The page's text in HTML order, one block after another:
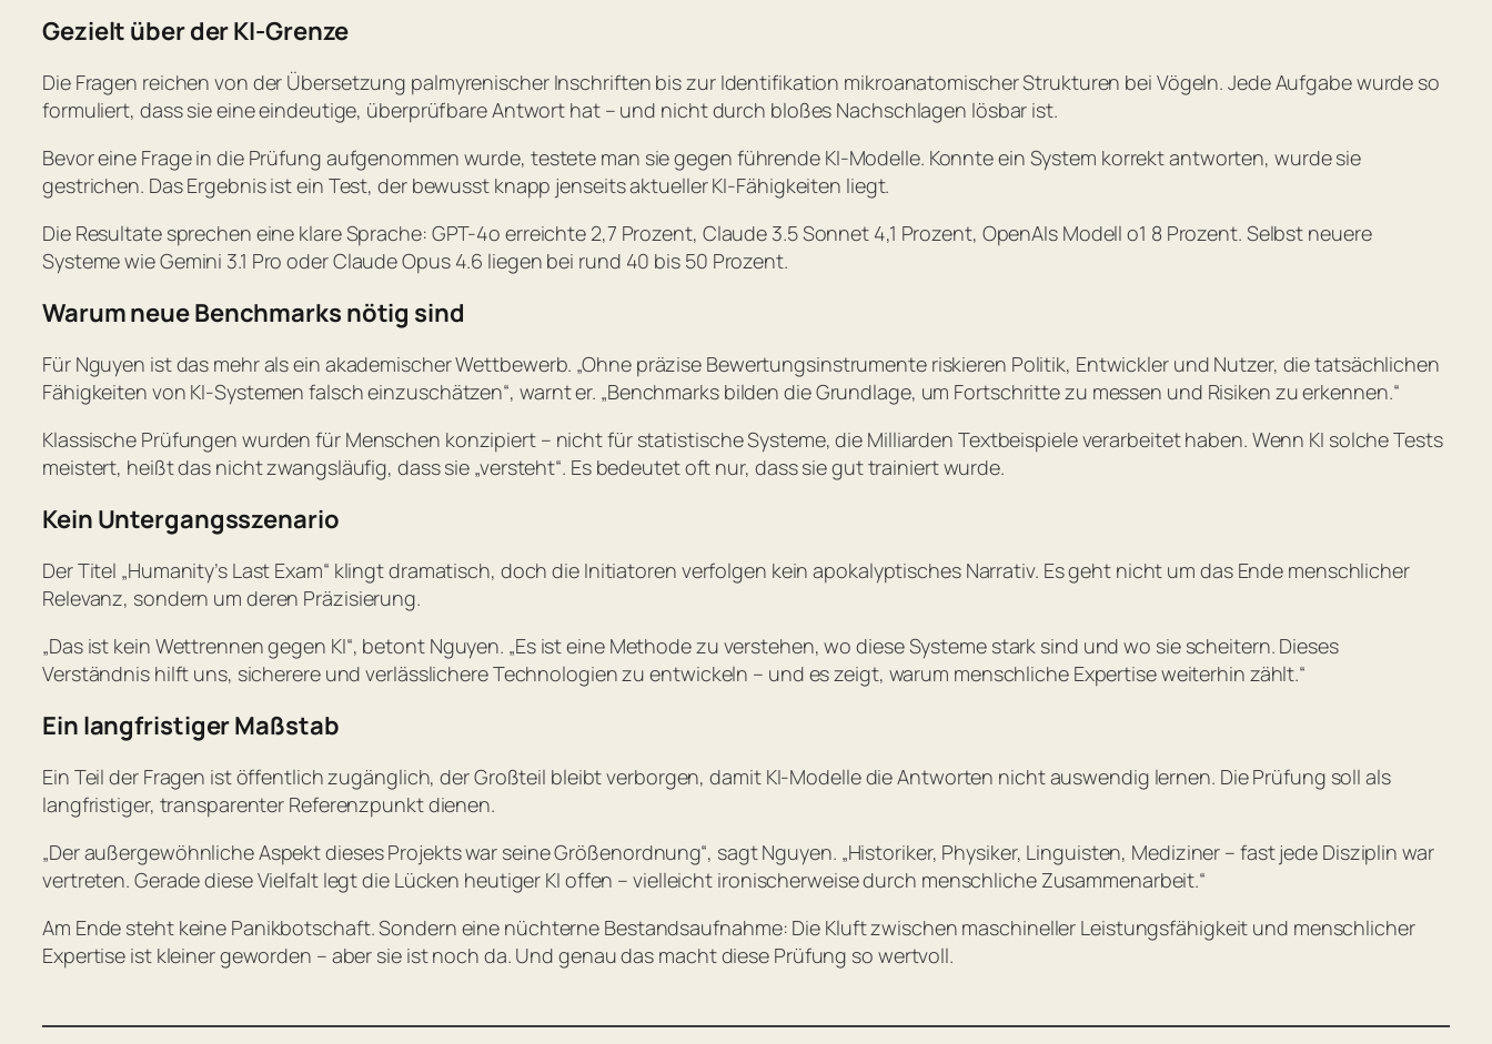
Gezielt über der KI-Grenze
Die Fragen reichen von der Übersetzung palmyrenischer Inschriften bis zur Identifikation mikroanatomischer Strukturen bei Vögeln. Jede Aufgabe wurde so
formuliert, dass sie eine eindeutige, überprüfbare Antwort hat – und nicht durch bloßes Nachschlagen lösbar ist.
Bevor eine Frage in die Prüfung aufgenommen wurde, testete man sie gegen führende KI-Modelle. Konnte ein System korrekt antworten, wurde sie
gestrichen. Das Ergebnis ist ein Test, der bewusst knapp jenseits aktueller KI-Fähigkeiten liegt.
Die Resultate sprechen eine klare Sprache: GPT-4o erreichte 2,7 Prozent, Claude 3.5 Sonnet 4,1 Prozent, OpenAIs Modell o1 8 Prozent. Selbst neuere
Systeme wie Gemini 3.1 Pro oder Claude Opus 4.6 liegen bei rund 40 bis 50 Prozent.
Warum neue Benchmarks nötig sind
Für Nguyen ist das mehr als ein akademischer Wettbewerb. „Ohne präzise Bewertungsinstrumente riskieren Politik, Entwickler und Nutzer, die tatsächlichen
Fähigkeiten von KI-Systemen falsch einzuschätzen“, warnt er. „Benchmarks bilden die Grundlage, um Fortschritte zu messen und Risiken zu erkennen.“
Klassische Prüfungen wurden für Menschen konzipiert – nicht für statistische Systeme, die Milliarden Textbeispiele verarbeitet haben. Wenn KI solche Tests
meistert, heißt das nicht zwangsläufig, dass sie „versteht“. Es bedeutet oft nur, dass sie gut trainiert wurde.
Kein Untergangsszenario
Der Titel „Humanity’s Last Exam“ klingt dramatisch, doch die Initiatoren verfolgen kein apokalyptisches Narrativ. Es geht nicht um das Ende menschlicher
Relevanz, sondern um deren Präzisierung.
„Das ist kein Wettrennen gegen KI“, betont Nguyen. „Es ist eine Methode zu verstehen, wo diese Systeme stark sind und wo sie scheitern. Dieses
Verständnis hilft uns, sicherere und verlässlichere Technologien zu entwickeln – und es zeigt, warum menschliche Expertise weiterhin zählt.“
Ein langfristiger Maßstab
Ein Teil der Fragen ist öffentlich zugänglich, der Großteil bleibt verborgen, damit KI-Modelle die Antworten nicht auswendig lernen. Die Prüfung soll als
langfristiger, transparenter Referenzpunkt dienen.
„Der außergewöhnliche Aspekt dieses Projekts war seine Größenordnung“, sagt Nguyen. „Historiker, Physiker, Linguisten, Mediziner – fast jede Disziplin war
vertreten. Gerade diese Vielfalt legt die Lücken heutiger KI offen – vielleicht ironischerweise durch menschliche Zusammenarbeit.“
Am Ende steht keine Panikbotschaft. Sondern eine nüchterne Bestandsaufnahme: Die Kluft zwischen maschineller Leistungsfähigkeit und menschlicher
Expertise ist kleiner geworden – aber sie ist noch da. Und genau das macht diese Prüfung so wertvoll.